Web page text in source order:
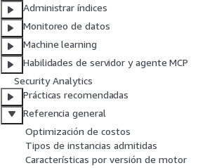
Administrar índices
Monitoreo de datos
Machine learning
Habilidades de servidor y agente MCP
Security Analytics
Prácticas recomendadas
Referencia general
Optimización de costos
Tipos de instancias admitidas
Características por versión de motor